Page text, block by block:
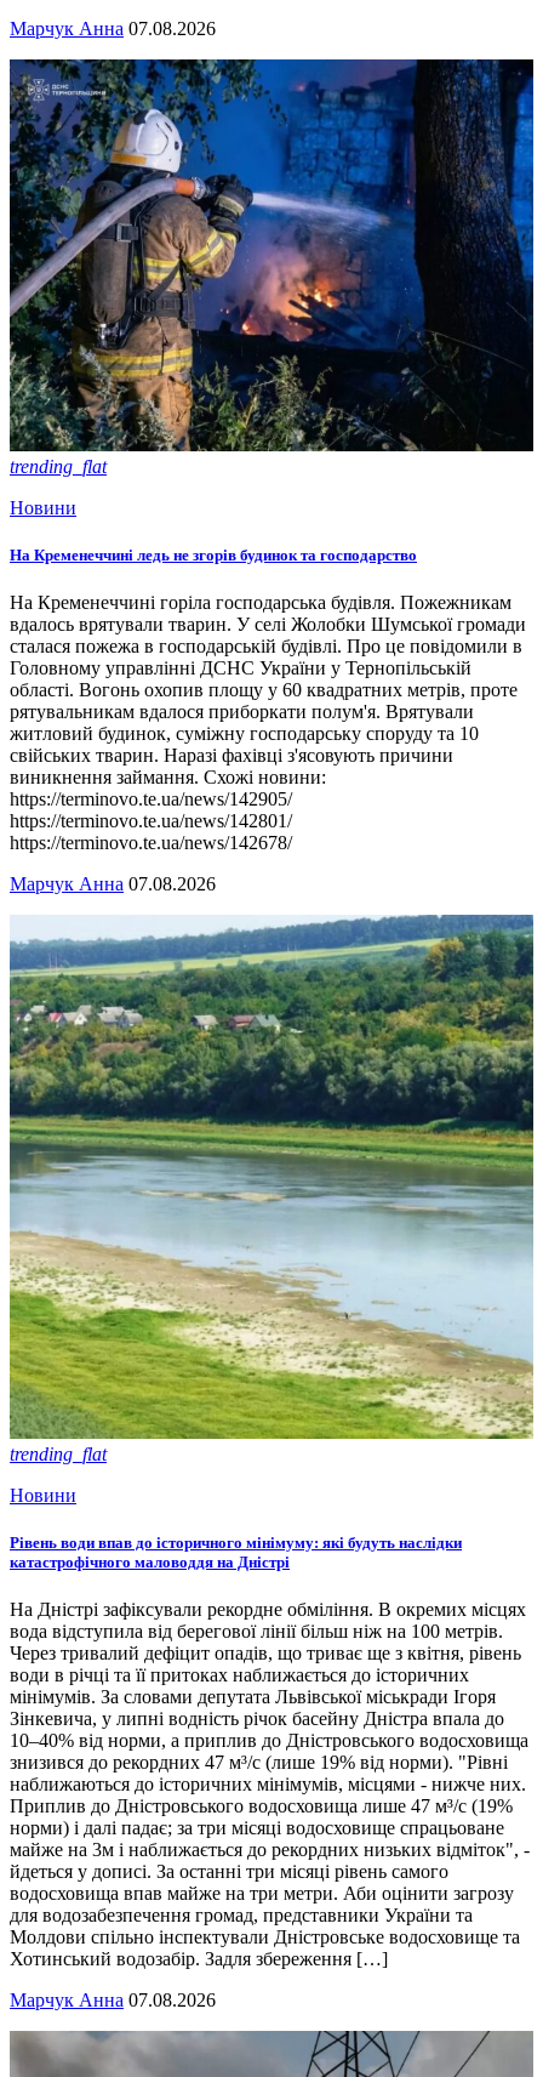
Марчук Анна 07.08.2026
trending_flat
Новини
На Кременеччині ледь не згорів будинок та господарство
На Кременеччині горіла господарська будівля. Пожежникам
вдалось врятували тварин. У селі Жолобки Шумської громади
сталася пожежа в господарській будівлі. Про це повідомили в
Головному управлінні ДСНС України у Тернопільській
області. Вогонь охопив площу у 60 квадратних метрів, проте
рятувальникам вдалося приборкати полум'я. Врятували
житловий будинок, суміжну господарську споруду та 10
свійських тварин. Наразі фахівці з'ясовують причини
виникнення займання. Схожі новини:
https://terminovo.te.ua/news/142905/
https://terminovo.te.ua/news/142801/
https://terminovo.te.ua/news/142678/
Марчук Анна 07.08.2026
trending_flat
Новини
Рівень води впав до історичного мінімуму: які будуть наслідки
катастрофічного маловоддя на Дністрі
На Дністрі зафіксували рекордне обміління. В окремих місцях
вода відступила від берегової лінії більш ніж на 100 метрів.
Через тривалий дефіцит опадів, що триває ще з квітня, рівень
води в річці та її притоках наближається до історичних
мінімумів. За словами депутата Львівської міськради Ігоря
Зінкевича, у липні водність річок басейну Дністра впала до
10–40% від норми, а приплив до Дністровського водосховища
знизився до рекордних 47 м³/с (лише 19% від норми). "Рівні
наближаються до історичних мінімумів, місцями - нижче них.
Приплив до Дністровського водосховища лише 47 м³/с (19%
норми) і далі падає; за три місяці водосховище спрацьоване
майже на 3м і наближається до рекордних низьких відміток", -
йдеться у дописі. За останні три місяці рівень самого
водосховища впав майже на три метри. Аби оцінити загрозу
для водозабезпечення громад, представники України та
Молдови спільно інспектували Дністровське водосховище та
Хотинський водозабір. Задля збереження […]
Марчук Анна 07.08.2026